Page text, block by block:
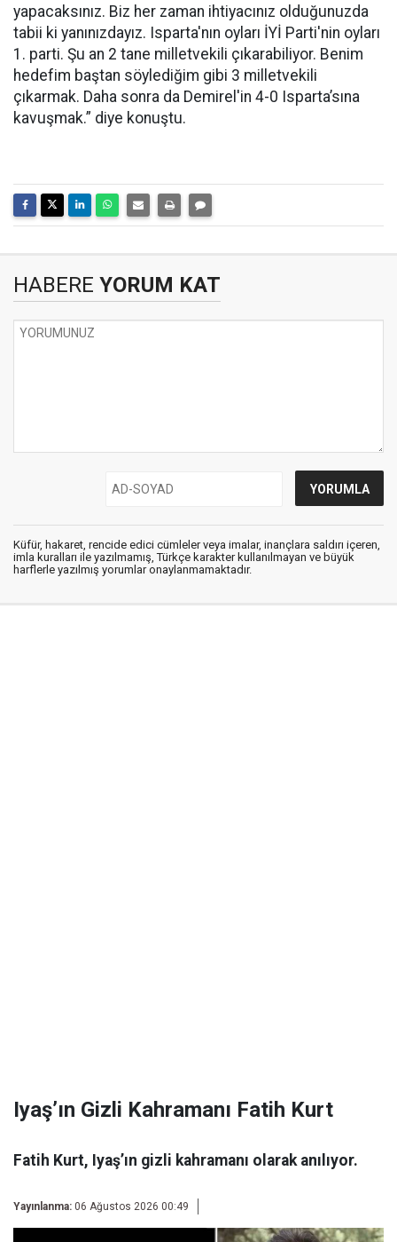
yapacaksınız. Biz her zaman ihtiyacınız olduğunuzda
tabii ki yanınızdayız. Isparta'nın oyları İYİ Parti'nin oyları
1. parti. Şu an 2 tane milletvekili çıkarabiliyor. Benim
hedefim baştan söylediğim gibi 3 milletvekili
çıkarmak. Daha sonra da Demirel'in 4-0 Isparta’sına
kavuşmak.” diye konuştu.
HABERE YORUM KAT
Küfür, hakaret, rencide edici cümleler veya imalar, inançlara saldırı içeren,
imla kuralları ile yazılmamış, Türkçe karakter kullanılmayan ve büyük
harflerle yazılmış yorumlar onaylanmamaktadır.
Iyaş’ın Gizli Kahramanı Fatih Kurt
Fatih Kurt, Iyaş’ın gizli kahramanı olarak anılıyor.
Yayınlanma: 06 Ağustos 2026 00:49